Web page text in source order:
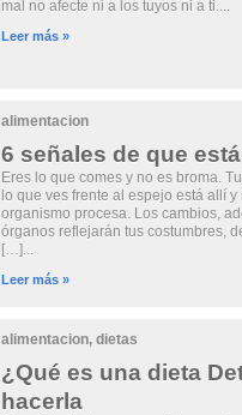
mal no afecte ni a los tuyos ni a ti....
Leer más »
alimentacion
6 señales de que
Eres lo que comes y no es broma.
lo que ves frente al espejo está allí
organismo procesa. Los cambios,
órganos reflejarán tus costumbres,
[…]...
Leer más »
alimentacion, dietas
¿Qué es una dieta
hacerla